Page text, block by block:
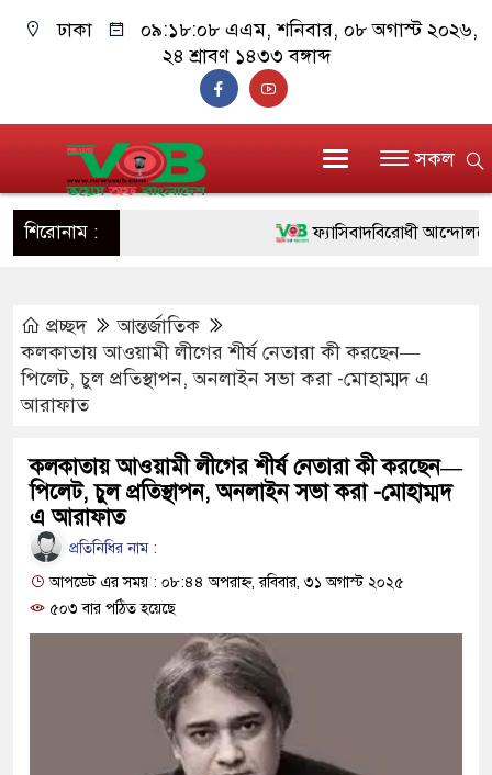
ঢাকা ০৯:১৮:০৯ এএম, শনিবার, ০৮ অগাস্ট ২০২৬,
২৪ শ্রাবণ ১৪৩৩ বঙ্গাব্দ
সকল
শিরোনাম : ফ্যাসিবাদবিরোধী আন্দোলনে
সিল-স্বাক্ষর জালিয়াতি চক্রের পাঁচ
জনগণ পরিবর্তন চেয়েছে
প্রধানমন্ত্রী
থানা পুলিশ
যেকোনো সময় বেনজীরের
প্রচ্ছদ
আন্তর্জাতিক
কলকাতায় আওয়ামী লীগের শীর্ষ নেতারা কী করছেন—
পিলেট, চুল প্রতিস্থাপন, অনলাইন সভা করা -মোহাম্মদ এ
আরাফাত
কলকাতায় আওয়ামী লীগের শীর্ষ নেতারা কী করছেন—
পিলেট, চুল প্রতিস্থাপন, অনলাইন সভা করা -মোহাম্মদ
এ আরাফাত
প্রতিনিধির নাম :
আপডেট এর সময় : ০৮:৪৪ অপরাহ্ন, রবিবার, ৩১ অগাস্ট ২০২৫
৫০৩ বার পঠিত হয়েছে